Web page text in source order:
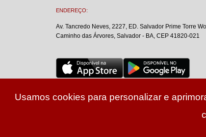
ENDEREÇO:
Av. Tancredo Neves, 2227, ED. Salvador Prime Torre
Caminho das Árvores, Salvador - BA, CEP 41820-021
©
Usamos cookies para personalizar e